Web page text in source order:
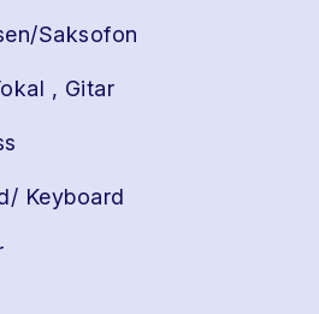
Saksofon
, Gitar
Keyboard